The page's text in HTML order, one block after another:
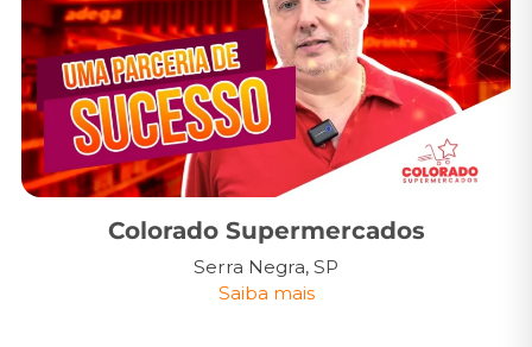
Colorado Supermercados
Serra Negra, SP
Saiba mais